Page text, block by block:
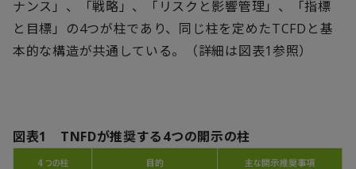
ナンス」、「戦略」、「リスクと影響管理」、「指標
と目標」の4つが柱であり、同じ柱を定めたTCFD と基
本的な構造が共通している。（詳細は図表1参照）
図表1 TNFDが推奨する4つの開示の柱